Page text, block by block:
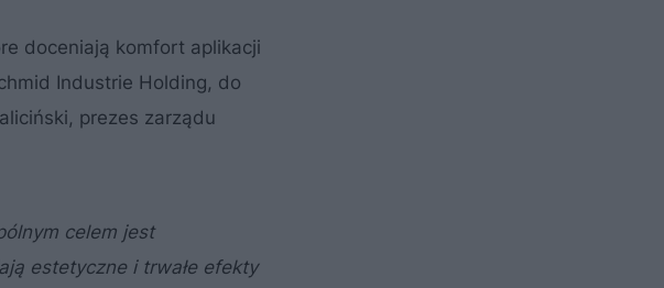
doceniają komfort aplikacji
Industrie Holding, do
prezes zarządu
celem jest
estetyczne i trwałe efekty